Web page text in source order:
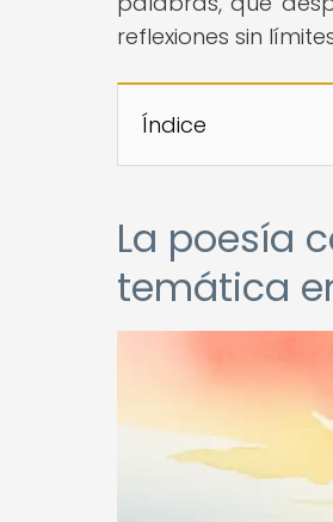
reflexiones sin
Índice
La poesía
temática